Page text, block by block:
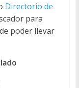
Directorio de
para
poder llevar